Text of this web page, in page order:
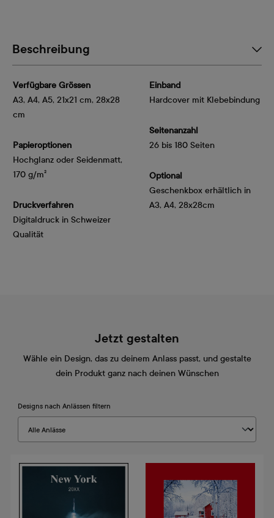
Beschreibung
Verfügbare Grössen
A3, A4, A5, 21x21 cm, 28x28
cm
Papieroptionen
Hochglanz oder Seidenmatt,
170 g/m²
Druckverfahren
Digitaldruck in Schweizer
Qualität
Einband
Hardcover mit Klebebindung
Seitenanzahl
26 bis 180 Seiten
Optional
Geschenkbox erhältlich in
A3, A4, 28x28cm
Jetzt gestalten
Wähle ein Design, das zu deinem Anlass passt, und gestalte
dein Produkt ganz nach deinen Wünschen
Designs nach Anlässen filtern